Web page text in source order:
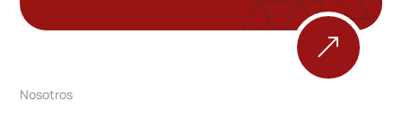
&
Nosotros